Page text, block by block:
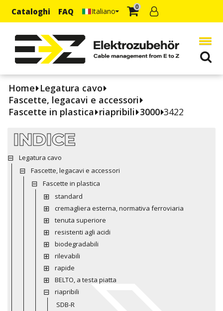
Cataloghi FAQ Italiano 0
Home Legatura cavo
Fascette, legacavi e accessori
Fascette in plastica riapribili 3000 3422
INDICE
Legatura cavo
Fascette, legacavi e accessori
Fascette in plastica
standard
cremagliera esterna, normativa ferroviaria
tenuta superiore
resistenti agli acidi
biodegradabili
rilevabili
rapide
BELTO, a testa piatta
riapribili
SDB-R